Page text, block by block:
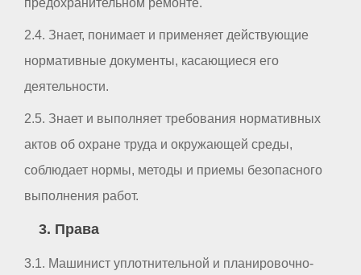
2.4. Знает, понимает и применяет действующие
нормативные документы, касающиеся его
деятельности.
2.5. Знает и выполняет требования нормативных
актов об охране труда и окружающей среды,
соблюдает нормы, методы и приемы безопасного
выполнения работ.
3. Права
3.1. Машинист уплотнительной и планировочно-